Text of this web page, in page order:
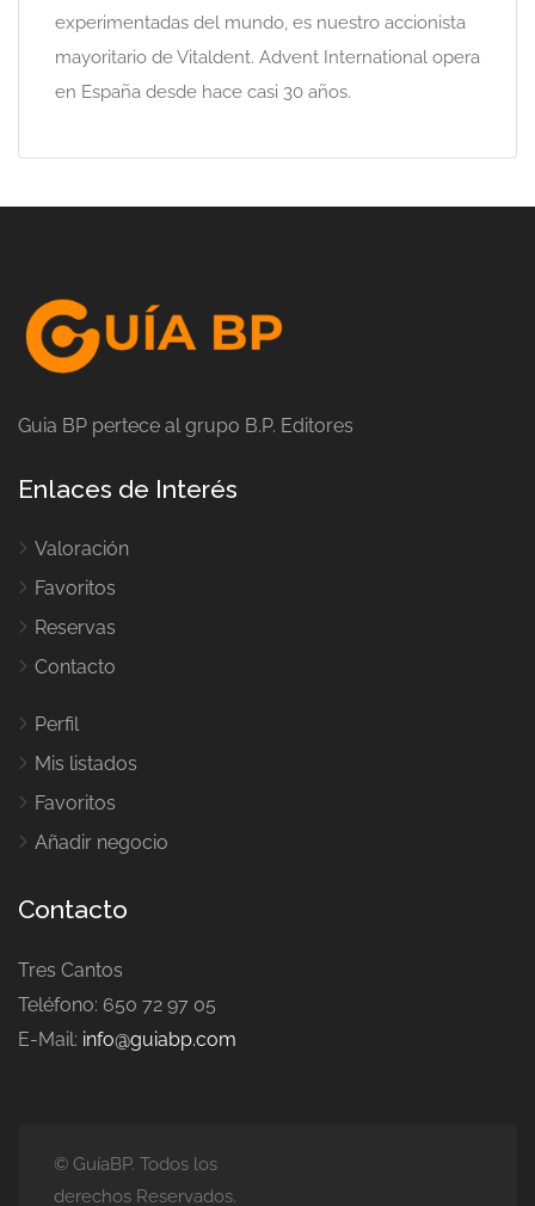
experimentadas del mundo, es nuestro accionista
mayoritario de Vitaldent. Advent International opera
en España desde hace casi 30 años.
Guia BP pertece al grupo B.P. Editores
Enlaces de Interés
Valoración
Favoritos
Reservas
Contacto
Perfil
Mis listados
Favoritos
Añadir negocio
Contacto
Tres Cantos
Teléfono: 650 72 97 05
E-Mail: info@guiabp.com
© GuíaBP. Todos los
derechos Reservados.